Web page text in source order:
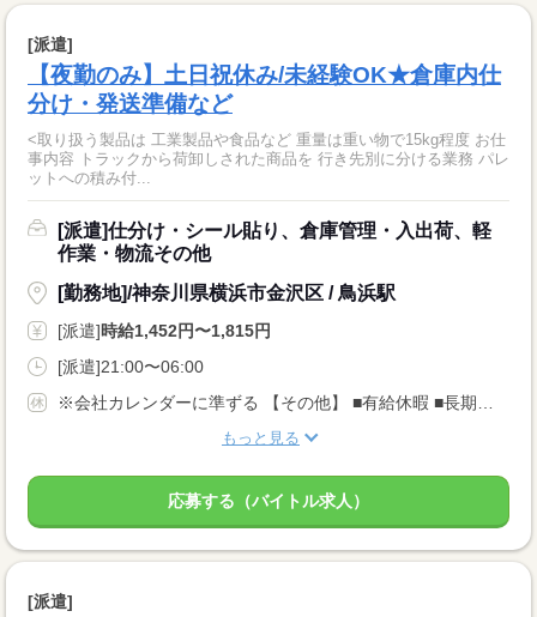
[派遣]
【夜勤のみ】土日祝休み/未経験OK★倉庫内仕
分け・発送準備など
<取り扱う製品は 工業製品や食品など 重量は重い物で15kg程度 お仕
事内容 トラックから荷卸しされた商品を 行き先別に分ける業務 パレ
ットへの積み付...
[派遣]仕分け・シール貼り、倉庫管理・入出荷、軽
作業・物流その他
[勤務地]/神奈川県横浜市金沢区 / 鳥浜駅
[派遣]時給1,452円〜1,815円
[派遣]21:00〜06:00
もっと見る
応募する（バイトル求人）
[派遣]